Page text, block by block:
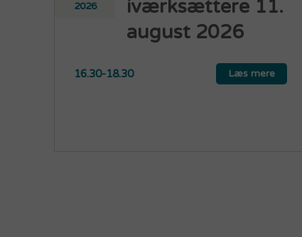
2026
iværksættere 11.
august 2026
16.30-18.30 Læs mere